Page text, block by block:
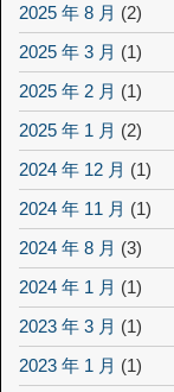
2025 年 8 月 (2)
2025 年 3 月 (1)
2025 年 2 月 (1)
2025 年 1 月 (2)
2024 年 12 月 (1)
2024 年 11 月 (1)
2024 年 8 月 (3)
2024 年 1 月 (1)
2023 年 3 月 (1)
2023 年 1 月 (1)